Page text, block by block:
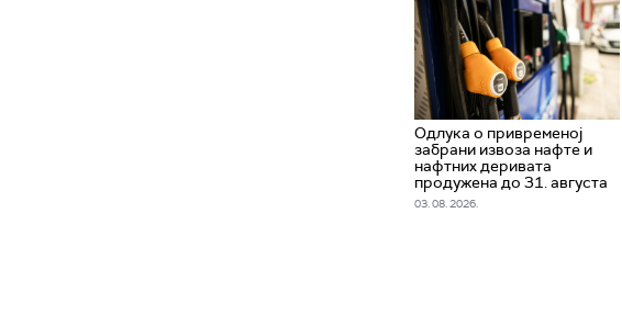
Одлука о привременој
забрани извоза нафте и
нафтних деривата
продужена до 31. августа
03. 08. 2026.